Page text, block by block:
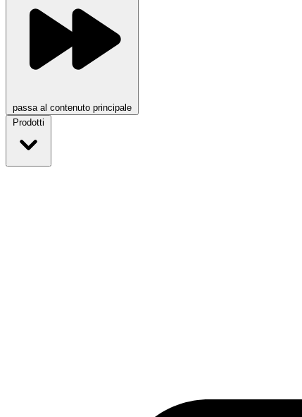
passa al contenuto principale
Prodotti